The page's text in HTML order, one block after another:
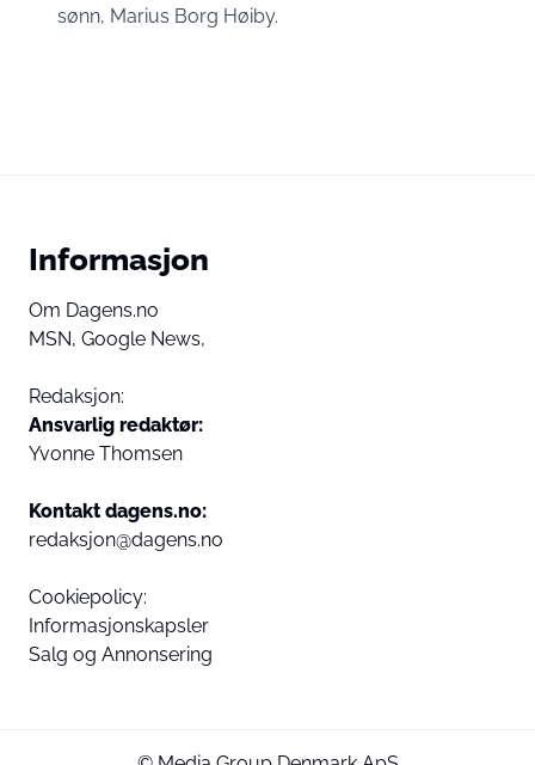
sønn, Marius Borg Høiby.
Informasjon
Om Dagens.no
MSN, Google News,
Redaksjon:
Ansvarlig redaktør:
Yvonne Thomsen
Kontakt dagens.no:
redaksjon@dagens.no
Cookiepolicy:
Informasjonskapsler
Salg og Annonsering